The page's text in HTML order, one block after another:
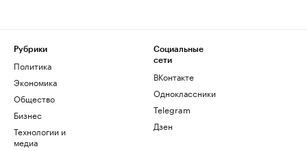
Рубрики
Политика
Экономика
Общество
Бизнес
Технологии и
медиа
Социальные
сети
ВКонтакте
Одноклассники
Telegram
Дзен